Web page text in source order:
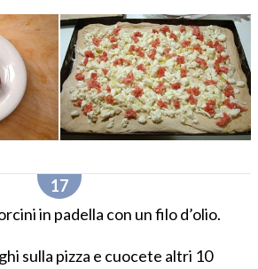
in padella con un filo d’olio.
sulla pizza e cuocete altri 10